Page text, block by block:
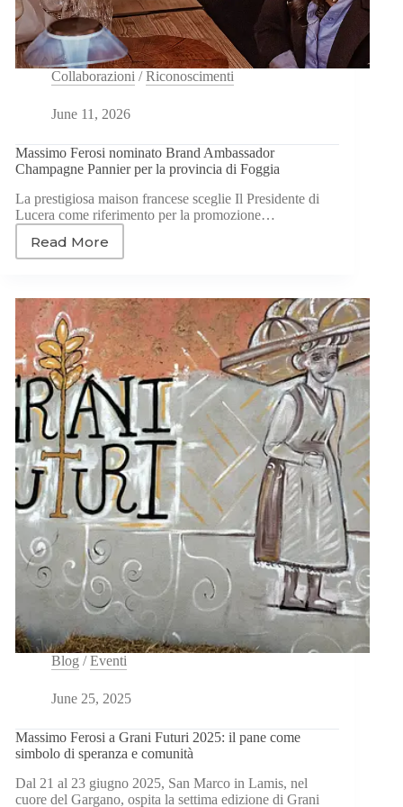
Collaborazioni /Riconoscimenti
June 11, 2026
Massimo Ferosi nominato Brand Ambassador
Champagne Pannier per la provincia di Foggia
La prestigiosa maison francese sceglie Il Presidente di
Lucera come riferimento per la promozione…
Read More
Massimo
Brand
Ambassador
Champagne
Pannier
per
la
provincia
di
Foggia
Blog /Eventi
June 25, 2025
Massimo Ferosi a Grani Futuri 2025: il pane come
simbolo di speranza e comunità
Dal 21 al 23 giugno 2025, San Marco in Lamis, nel
cuore del Gargano, ospita la settima edizione di Grani